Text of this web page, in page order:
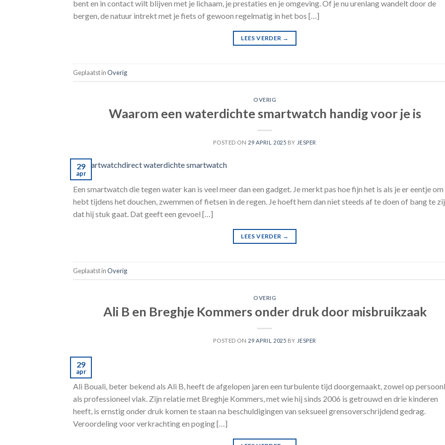
bent en in contact wilt blijven met je lichaam, je prestaties en je omgeving. Of je nu urenlang wandelt door de
bergen, de natuur intrekt met je fiets of gewoon regelmatig in het bos […]
LEES VERDER →
Geplaatst inOverig
OVERIG
Waarom een waterdichte smartwatch handig voor je is
POSTED ON 29 APRIL 2025 BY JESPER
29
apr
Een smartwatch die tegen water kan is veel meer dan een gadget. Je merkt pas hoe fijn het is als je er eentje om
hebt tijdens het douchen, zwemmen of fietsen in de regen. Je hoeft hem dan niet steeds af te doen of bang te
dat hij stuk gaat. Dat geeft een gevoel […]
LEES VERDER →
Geplaatst inOverig
OVERIG
Ali B en Breghje Kommers onder druk door misbruikzaak
POSTED ON 29 APRIL 2025 BY JESPER
29
apr
Ali Bouali, beter bekend als Ali B, heeft de afgelopen jaren een turbulente tijd doorgemaakt, zowel op
als professioneel vlak. Zijn relatie met Breghje Kommers, met wie hij sinds 2006 is getrouwd en drie kinderen
heeft, is ernstig onder druk komen te staan na beschuldigingen van seksueel grensoverschrijdend gedrag.
Veroordeling voor verkrachting en poging […]